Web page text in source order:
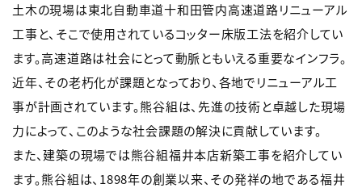
土木の現場は東北自動車道十和田管内高速道路リニューアル
工事と、そこで使用されているコッター床版工法を紹介してい
ます。高速道路は社会にとって動脈ともいえる重要なインフラ。
近年、その老朽化が課題となっており、各地でリニューアル工
事が計画されています。熊谷組は、先進の技術と卓越した現場
力によって、このような社会課題の解決に貢献しています。
また、建築の現場では熊谷組福井本店新築工事を紹介してい
ます。熊谷組は、1898年の創業以来、その発祥の地である福井